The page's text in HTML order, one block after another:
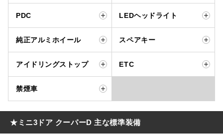
PDC LEDヘッドライト
純正アルミホイール スペアキー
アイドリングストップ ETC
禁煙車
★ミニ3ドア クーパーD 主な標準装備